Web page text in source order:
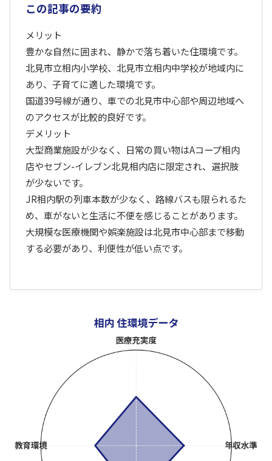
この記事の要約
メリット
豊かな自然に囲まれ、静かで落ち着いた住環境です。
北見市立相内小学校、北見市立相内中学校が地域内に
あり、子育てに適した環境です。
国道39号線が通り、車での北見市中心部や周辺地域へ
のアクセスが比較的良好です。
デメリット
大型商業施設が少なく、日常の買い物はAコープ相内
店やセブン-イレブン北見相内店に限定され、選択肢
が少ないです。
JR相内駅の列車本数が少なく、路線バスも限られるた
め、車がないと生活に不便を感じることがあります。
大規模な医療機関や娯楽施設は北見市中心部まで移動
する必要があり、利便性が低い点です。